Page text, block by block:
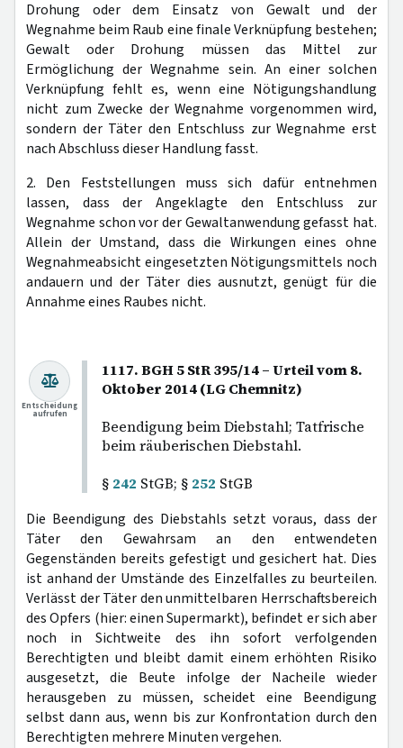
Drohung oder dem Einsatz von Gewalt und der
Wegnahme beim Raub eine finale Verknüpfung bestehen;
Gewalt oder Drohung müssen das Mittel zur
Ermöglichung der Wegnahme sein. An einer solchen
Verknüpfung fehlt es, wenn eine Nötigungshandlung
nicht zum Zwecke der Wegnahme vorgenommen wird,
sondern der Täter den Entschluss zur Wegnahme erst
nach Abschluss dieser Handlung fasst.
2. Den Feststellungen muss sich dafür entnehmen
lassen, dass der Angeklagte den Entschluss zur
Wegnahme schon vor der Gewaltanwendung gefasst hat.
Allein der Umstand, dass die Wirkungen eines ohne
Wegnahmeabsicht eingesetzten Nötigungsmittels noch
andauern und der Täter dies ausnutzt, genügt für die
Annahme eines Raubes nicht.
1117. BGH 5 StR 395/14 – Urteil vom 8.
Oktober 2014 (LG Chemnitz)
Beendigung beim Diebstahl; Tatfrische
beim räuberischen Diebstahl.
§ 242 StGB; § 252 StGB
Entscheidung
aufrufen
Die Beendigung des Diebstahls setzt voraus, dass der
Täter den Gewahrsam an den entwendeten
Gegenständen bereits gefestigt und gesichert hat. Dies
ist anhand der Umstände des Einzelfalles zu beurteilen.
Verlässt der Täter den unmittelbaren Herrschaftsbereich
des Opfers (hier: einen Supermarkt), befindet er sich aber
noch in Sichtweite des ihn sofort verfolgenden
Berechtigten und bleibt damit einem erhöhten Risiko
ausgesetzt, die Beute infolge der Nacheile wieder
herausgeben zu müssen, scheidet eine Beendigung
selbst dann aus, wenn bis zur Konfrontation durch den
Berechtigten mehrere Minuten vergehen.